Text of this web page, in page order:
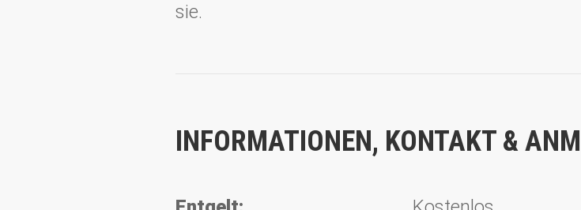
sie.
INFORMATIONEN, KONTAKT &